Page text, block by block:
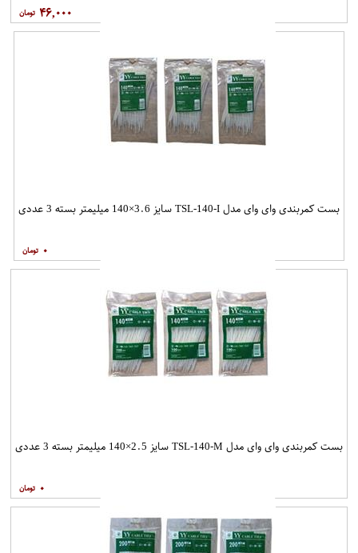
۴۶,۰۰۰
بست کمربندی وای وای مدل TSL-140-I سایز 3.6×140 میلیمتر بسته 3 عددی
۰
بست کمربندی وای وای مدل TSL-140-M سایز 2.5×140 میلیمتر بسته 3 عددی
۰